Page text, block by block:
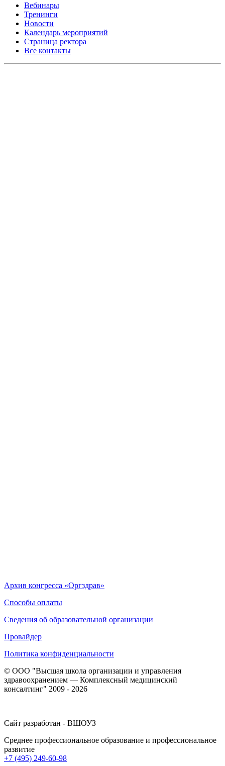
Вебинары
Тренинги
Новости
Календарь мероприятий
Страница ректора
Все контакты
Архив конгресса «Оргздрав»
Способы оплаты
Сведения об образовательной организации
Провайдер
Политика конфиденциальности
© ООО "Высшая школа организации и управления
здравоохранением — Комплексный медицинский
консалтинг" 2009 - 2026
Сайт разработан - ВШОУЗ
Среднее профессиональное образование и профессиональное
развитие
+7 (495) 249-60-98